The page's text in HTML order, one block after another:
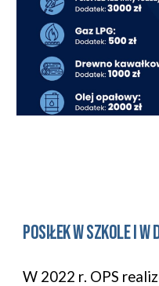
Posiłek w szkole i w
W 2022 r. OPS